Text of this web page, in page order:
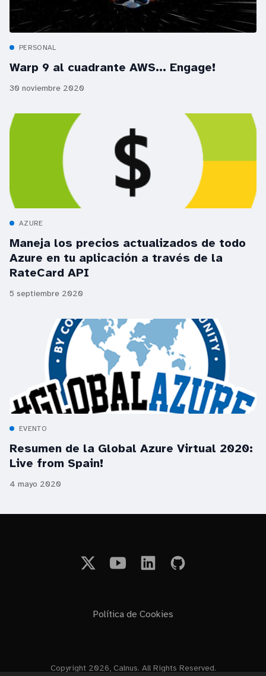
PERSONAL
Warp 9 al cuadrante AWS... Engage!
30 noviembre 2020
AZURE
Maneja los precios actualizados de todo
Azure en tu aplicación a través de la
RateCard API
5 septiembre 2020
EVENTO
Resumen de la Global Azure Virtual 2020:
Live from Spain!
4 mayo 2020
Política de Cookies
Copyright 2026, Calnus. All Rights Reserved.